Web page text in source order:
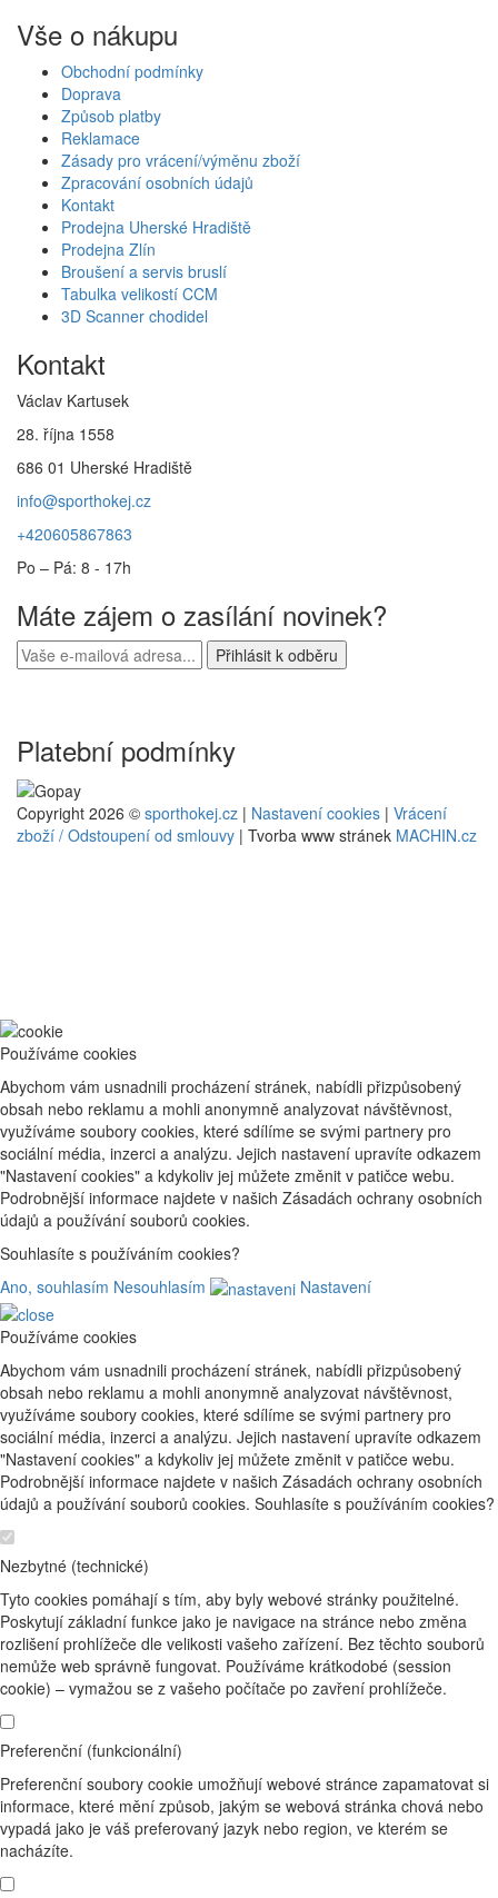
Vše o nákupu
Obchodní podmínky
Doprava
Způsob platby
Reklamace
Zásady pro vrácení/výměnu zboží
Zpracování osobních údajů
Kontakt
Prodejna Uherské Hradiště
Prodejna Zlín
Broušení a servis bruslí
Tabulka velikostí CCM
3D Scanner chodidel
Kontakt
Václav Kartusek
28. října 1558
686 01 Uherské Hradiště
info@sporthokej.cz
+420605867863
Po – Pá: 8 - 17h
Máte zájem o zasílání novinek?
Platební podmínky
Copyright 2026 © sporthokej.cz | Nastavení cookies | Vrácení
zboží / Odstoupení od smlouvy | Tvorba www stránek MACHIN.cz
Používáme cookies
Abychom vám usnadnili procházení stránek, nabídli přizpůsobený
obsah nebo reklamu a mohli anonymně analyzovat návštěvnost,
využíváme soubory cookies, které sdílíme se svými partnery pro
sociální média, inzerci a analýzu. Jejich nastavení upravíte odkazem
"Nastavení cookies" a kdykoliv jej můžete změnit v patičce webu.
Podrobnější informace najdete v našich Zásadách ochrany osobních
údajů a používání souborů cookies.
Souhlasíte s používáním cookies?
Ano, souhlasím Nesouhlasím Nastavení
Používáme cookies
Abychom vám usnadnili procházení stránek, nabídli přizpůsobený
obsah nebo reklamu a mohli anonymně analyzovat návštěvnost,
využíváme soubory cookies, které sdílíme se svými partnery pro
sociální média, inzerci a analýzu. Jejich nastavení upravíte odkazem
"Nastavení cookies" a kdykoliv jej můžete změnit v patičce webu.
Podrobnější informace najdete v našich Zásadách ochrany osobních
údajů a používání souborů cookies. Souhlasíte s používáním cookies?
Nezbytné (technické)
Tyto cookies pomáhají s tím, aby byly webové stránky použitelné.
Poskytují základní funkce jako je navigace na stránce nebo změna
rozlišení prohlížeče dle velikosti vašeho zařízení. Bez těchto souborů
nemůže web správně fungovat. Používáme krátkodobé (session
cookie) – vymažou se z vašeho počítače po zavření prohlížeče.
Preferenční (funkcionální)
Preferenční soubory cookie umožňují webové stránce zapamatovat si
informace, které mění způsob, jakým se webová stránka chová nebo
vypadá jako je váš preferovaný jazyk nebo region, ve kterém se
nacházíte.